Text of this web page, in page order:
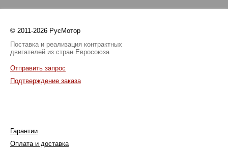
© 2011-2026 РусМотор
Поставка и реализация контрактных
двигателей из стран Евросоюза
Отправить запрос
Подтверждение заказа
Гарантии
Оплата и доставка